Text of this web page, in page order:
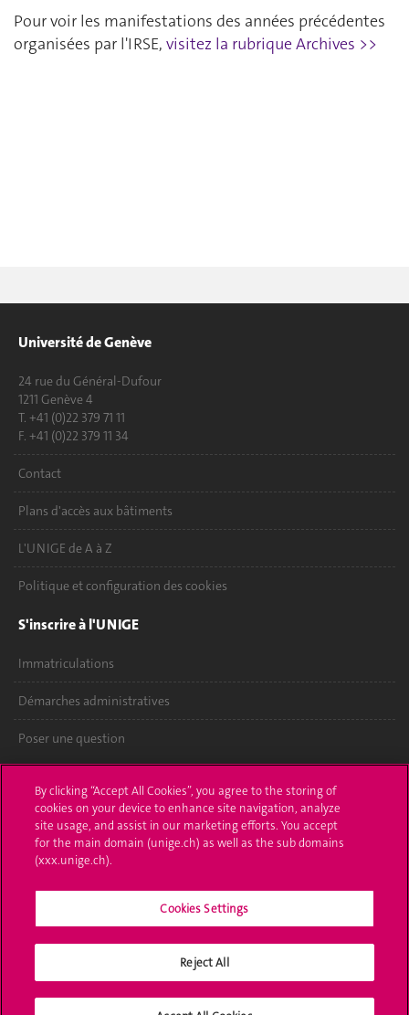
Pour voir les manifestations des années précédentes
organisées par l'IRSE, visitez la rubrique Archives >>
Université de Genève
24 rue du Général-Dufour
1211 Genève 4
T. +41 (0)22 379 71 11
F. +41 (0)22 379 11 34
Contact
Plans d'accès aux bâtiments
L'UNIGE de A à Z
Politique et configuration des cookies
S'inscrire à l'UNIGE
Immatriculations
Démarches administratives
Poser une question
UNIGE Mobile
Médias
Offres d'emploi
Bibliothèque
Médias sociaux UNIGE
By clicking “Accept All Cookies”, you agree to the storing of
cookies on your device to enhance site navigation, analyze
site usage, and assist in our marketing efforts. You accept
for the main domain (unige.ch) as well as the sub domains
(xxx.unige.ch).
Cookies Settings
Reject All